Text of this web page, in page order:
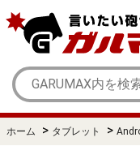
ホーム > タブレット >